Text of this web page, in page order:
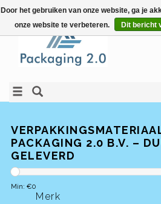
PACKAGING 2.0 B.V. –
GELEVERD
Min: €0
Merk
Door het gebruiken van onze website, ga je
onze website te verbeteren.
Dit bericht